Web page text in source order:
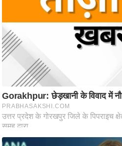
स
मं
त्रा
श
न
शि
प
रा